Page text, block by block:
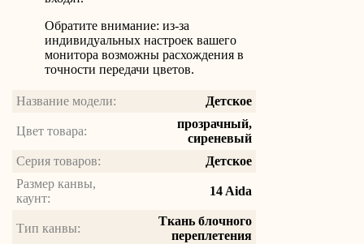
Обратите внимание: из-за
индивидуальных настроек вашего
монитора возможны расхождения в
точности передачи цветов.
Название модели: Детское
Цвет товара:
прозрачный,
сиреневый
Серия товаров:
Детское
Размер канвы,
каунт:
14 Aida
Тип канвы:
Ткань блочного
переплетения